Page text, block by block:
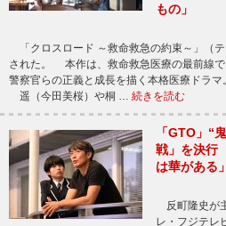
もの」
「クロスロード ～救命救急の約束～」（
された。 本作は、救命救急医療の最前線で
警察官らの正義と成長を描く本格医療ドラマ
遥（今田美桜）や桐 … 続きを読む
「GTO」“
戦」を決行
は華がある
反町隆史が
レ・フジテレ